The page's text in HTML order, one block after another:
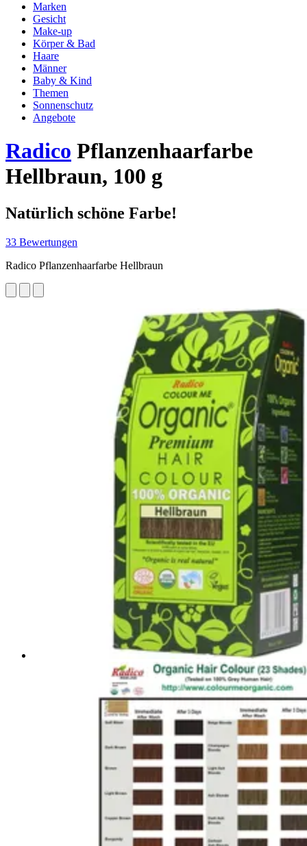
Marken
Gesicht
Make-up
Körper & Bad
Haare
Männer
Baby & Kind
Themen
Sonnenschutz
Angebote
Radico Pflanzenhaarfarbe
Hellbraun, 100 g
Natürlich schöne Farbe!
33 Bewertungen
Radico Pflanzenhaarfarbe Hellbraun